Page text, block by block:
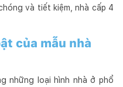
và tiết kiệm, nhà cấp 4
của mẫu nhà
những loại hình nhà ở phổ